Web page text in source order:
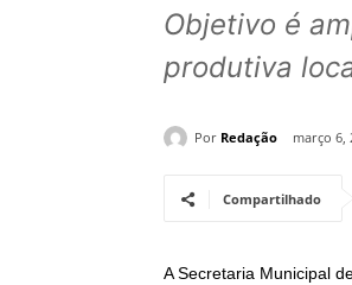
Objetivo é
produtiva
Por Redação março 6,
Compartilhado
A Secretaria Municipal